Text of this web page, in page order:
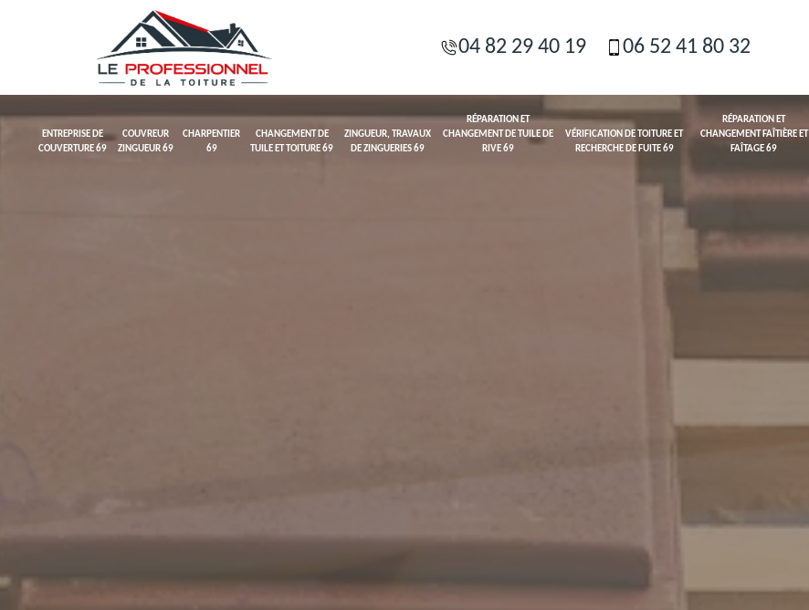
04 82 29 40 19 06 52 41 80 32
ENTREPRISE DE
COUVERTURE 69
COUVREUR
ZINGUEUR 69
CHARPENTIER
69
CHANGEMENT DE
TUILE ET TOITURE 69
ZINGUEUR, TRAVAUX
DE ZINGUERIES 69
RÉPARATION ET
CHANGEMENT DE TUILE DE
RIVE 69
VÉRIFICATION DE TOITURE ET
RECHERCHE DE FUITE 69
RÉPARATION ET
CHANGEMENT FAÎTIÈRE ET
FAÎTAGE 69